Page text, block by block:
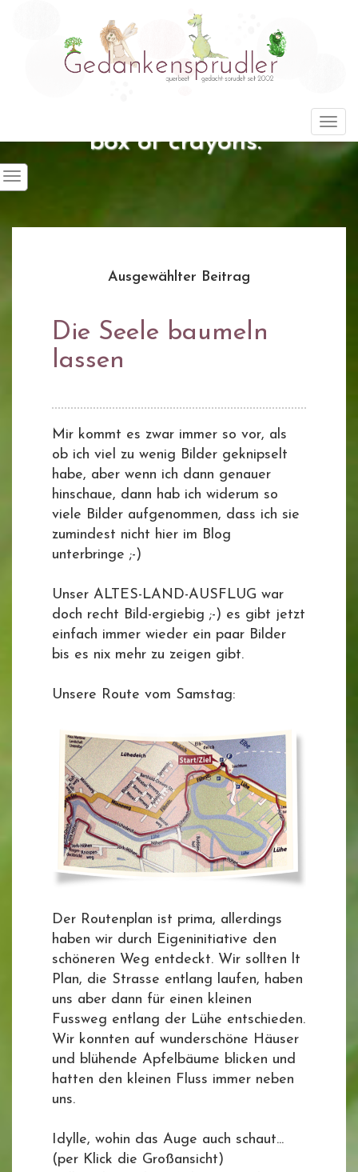
"Life is about using the whole
box of crayons."
Ausgewählter Beitrag
Die Seele baumeln
lassen
Mir kommt es zwar immer so vor, als
ob ich viel zu wenig Bilder geknipselt
habe, aber wenn ich dann genauer
hinschaue, dann hab ich widerum so
viele Bilder aufgenommen, dass ich sie
zumindest nicht hier im Blog
unterbringe ;-)
Unser ALTES-LAND-AUSFLUG war
doch recht Bild-ergiebig ;-) es gibt jetzt
einfach immer wieder ein paar Bilder
bis es nix mehr zu zeigen gibt.
Unsere Route vom Samstag:
Der Routenplan ist prima, allerdings
haben wir durch Eigeninitiative den
schöneren Weg entdeckt. Wir sollten lt
Plan, die Strasse entlang laufen, haben
uns aber dann für einen kleinen
Fussweg entlang der Lühe entschieden.
Wir konnten auf wunderschöne Häuser
und blühende Apfelbäume blicken und
hatten den kleinen Fluss immer neben
uns.
Idylle, wohin das Auge auch schaut...
(per Klick die Großansicht)